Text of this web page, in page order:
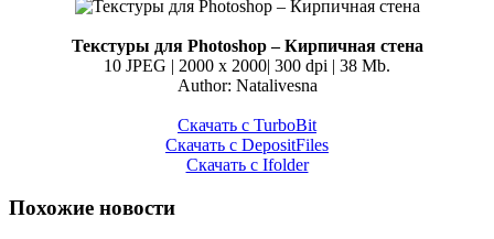
Текстуры для Photoshop – Кирпичная стена
10 JPEG | 2000 x 2000| 300 dpi | 38 Mb.
Author: Natalivesna
Скачать с TurboBit
Скачать с DepositFiles
Скачать с Ifolder
Похожие новости